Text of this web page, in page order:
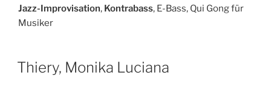
Jazz-Improvisation, Kontrabass, E-Bass, Qui Gong für
Musiker
Thiery, Monika Luciana